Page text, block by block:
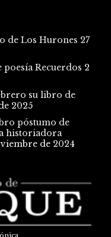
de Los Hurones 27
Recuerdos 2
su libro de
2025
póstumo de
historiadora
de 2024